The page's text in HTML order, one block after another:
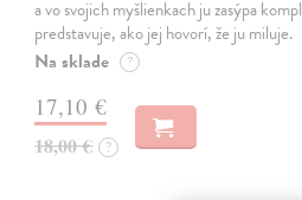
a vo svojich myšlienkach ju zasýpa
predstavuje, ako jej hovorí, že ju miluje.
Na sklade ?
17,10 €
18,00 € ?